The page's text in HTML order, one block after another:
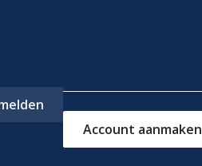
Account aanmaken